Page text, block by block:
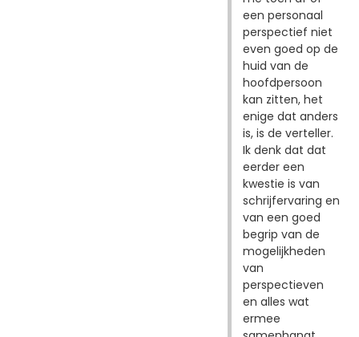
een personaal
perspectief niet
even goed op de
huid van de
hoofdpersoon
kan zitten, het
enige dat anders
is, is de verteller.
Ik denk dat dat
eerder een
kwestie is van
schrijfervaring en
van een goed
begrip van de
mogelijkheden
van
perspectieven
en alles wat
ermee